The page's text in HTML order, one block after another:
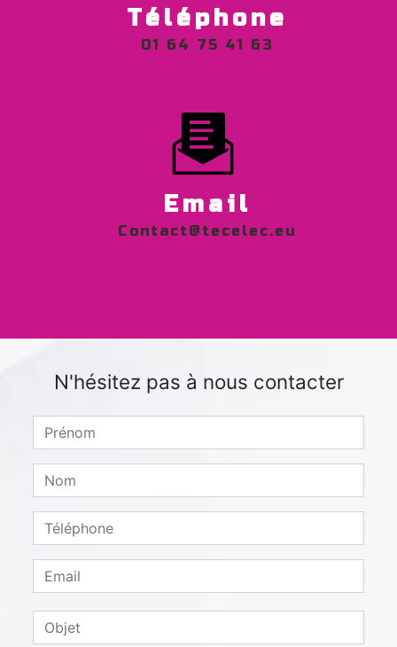
Téléphone
01 64 75 41 63
Email
contact@tecelec.eu
N'hésitez pas à nous contacter